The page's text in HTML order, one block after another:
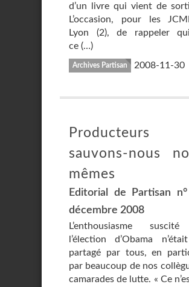
d’un livre qui vient de
L’occasion, pour les
Lyon (2), de rappeler
ce (…)
Archives Partisan 2008-11-30
Producteurs
sauvons-nous
mêmes
Editorial de Partisan
décembre 2008
L’enthousiasme
l’élection d’Obama
partagé par tous, en
par beaucoup de nos
camarades de lutte. « Ce